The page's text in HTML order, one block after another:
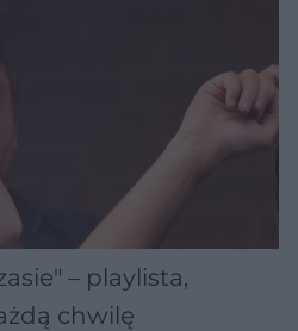
– playlista,
chwilę